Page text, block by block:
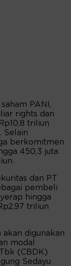
PANI,
rights dan
triliun
Selain
berkomitmen
450,3 juta
dan PT
pembeli
hingga
triliun
akan digunakan
modal
(CBDK)
Sedayu